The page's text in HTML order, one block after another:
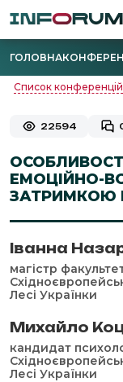
ГОЛОВНА
Список конференцій
22594
ЕМОЦІЙНО-
ЗАТРИМКОЮ
Іванна
магістр
Лесі Українки
Михайло
кандидат
Лесі Українки